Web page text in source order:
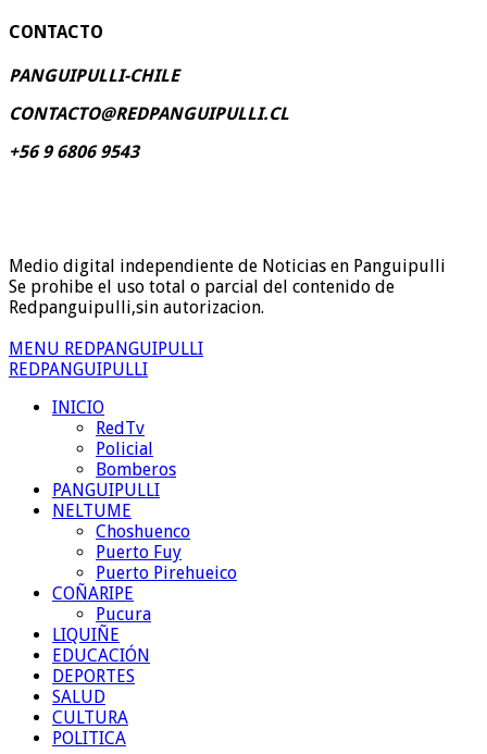
CONTACTO
PANGUIPULLI-CHILE
CONTACTO@REDPANGUIPULLI.CL
+56 9 6806 9543
Medio digital independiente de Noticias en Panguipulli
Se prohibe el uso total o parcial del contenido de
Redpanguipulli,sin autorizacion.
MENU REDPANGUIPULLI
REDPANGUIPULLI
INICIO
RedTv
Policial
Bomberos
PANGUIPULLI
NELTUME
Choshuenco
Puerto Fuy
Puerto Pirehueico
COÑARIPE
Pucura
LIQUIÑE
EDUCACIÓN
DEPORTES
SALUD
CULTURA
POLITICA